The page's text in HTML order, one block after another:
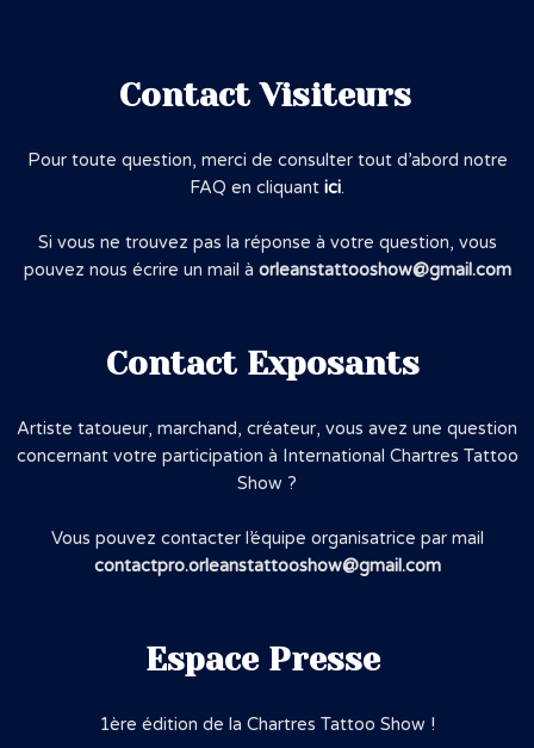
Contact Visiteurs
Pour toute question, merci de consulter tout d’abord notre
FAQ en cliquant ici.
Si vous ne trouvez pas la réponse à votre question, vous
pouvez nous écrire un mail à orleanstattooshow@gmail.com
Contact Exposants
Artiste tatoueur, marchand, créateur, vous avez une question
concernant votre participation à International Chartres Tattoo
Show ?
Vous pouvez contacter l’équipe organisatrice par mail
contactpro.orleanstattooshow@gmail.com
Espace Presse
1ère édition de la Chartres Tattoo Show !